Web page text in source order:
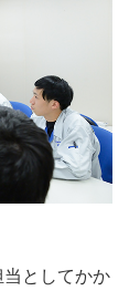
としてかか